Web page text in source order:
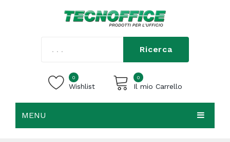
Ricerca
0
Wishlist
0
Il mio Carrello
MENU